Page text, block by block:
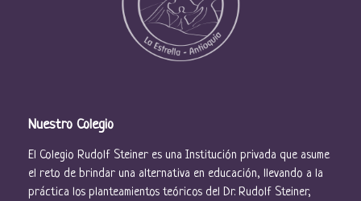
Nuestro Colegio
El Colegio Rudolf Steiner es una Institución privada que asume
el reto de brindar una alternativa en educación, llevando a la
práctica los planteamientos teóricos del Dr. Rudolf Steiner,